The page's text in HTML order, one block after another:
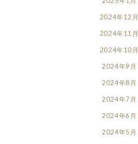
2024年12月
2024年11月
2024年10月
2024年9月
2024年8月
2024年7月
2024年6月
2024年5月